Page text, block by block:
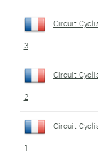
Circuit
3
Circuit
2
Circuit
1